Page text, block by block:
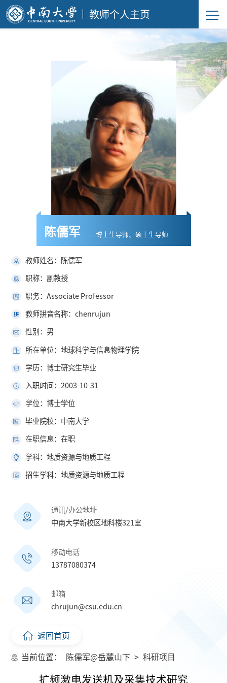
教师个人主页
陈儒军 — 博士生导师、硕士生导师
教师姓名：陈儒军
职称：副教授
职务：Associate Professor
教师拼音名称：chenrujun
性别：男
所在单位：地球科学与信息物理学院
学历：博士研究生毕业
入职时间：2003-10-31
学位：博士学位
毕业院校：中南大学
在职信息：在职
学科：地质资源与地质工程
招生学科：地质资源与地质工程
通讯/办公地址
中南大学新校区地科楼321室
移动电话
13787080374
邮箱
chrujun@csu.edu.cn
返回首页
当前位置： 陈儒军@岳麓山下 > 科研项目
扩频激电发送机及采集技术研究